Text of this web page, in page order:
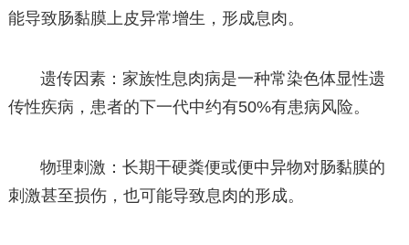
能导致肠黏膜上皮异常增生，形成息肉。
遗传因素：家族性息肉病是一种常染色体显性遗
传性疾病，患者的下一代中约有50%有患病风险。
物理刺激：长期干硬粪便或便中异物对肠黏膜的
刺激甚至损伤，也可能导致息肉的形成。